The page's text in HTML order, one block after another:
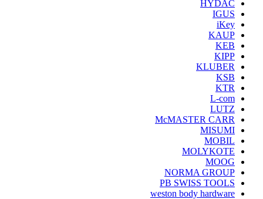
HYDAC
IGUS
iKey
KAUP
KEB
KIPP
KLUBER
KSB
KTR
L-com
LUTZ
McMASTER CARR
MISUMI
MOBIL
MOLYKOTE
MOOG
NORMA GROUP
PB SWISS TOOLS
weston body hardware